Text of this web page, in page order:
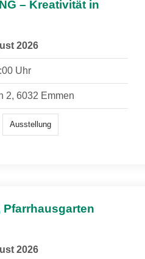
– Kreativität in
2026
Uhr
2, 6032 Emmen
Ausstellung
Pfarrhausgarten
2026